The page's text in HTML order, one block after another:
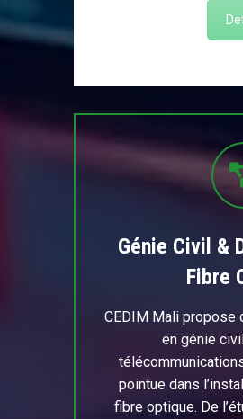
Génie Civil &
Fibre
CEDIM Mali
en génie
pointue dans
fibre optique. De